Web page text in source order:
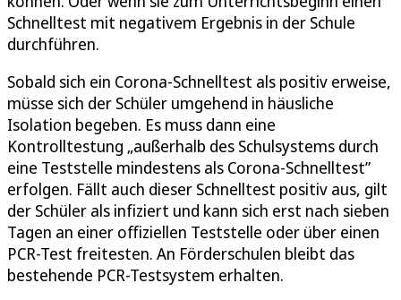
Schnelltest mit negativem Ergebnis in der Schule
durchführen.
Sobald sich ein Corona-Schnelltest als positiv erweise,
müsse sich der Schüler umgehend in häusliche
Isolation begeben. Es muss dann eine
Kontrolltestung „außerhalb des Schulsystems durch
eine Teststelle mindestens als Corona-Schnelltest”
erfolgen. Fällt auch dieser Schnelltest positiv aus, gilt
der Schüler als infiziert und kann sich erst nach sieben
Tagen an einer offiziellen Teststelle oder über einen
PCR-Test freitesten. An Förderschulen bleibt das
bestehende PCR-Testsystem erhalten.